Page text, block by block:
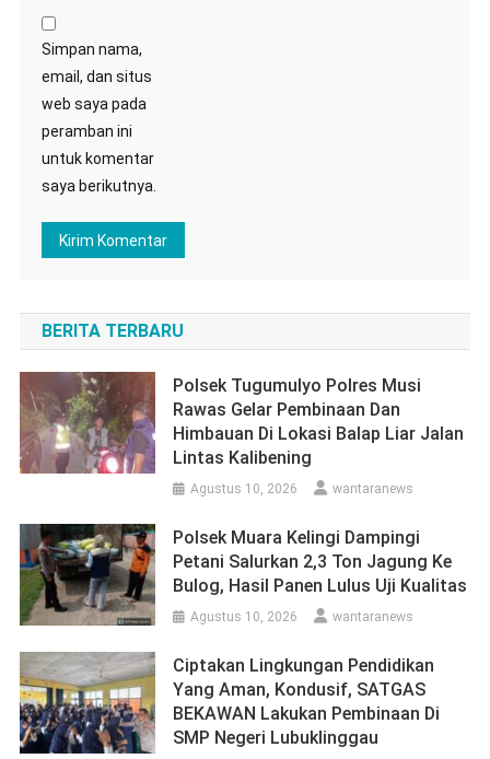
Simpan nama,
email, dan situs
web saya pada
peramban ini
untuk komentar
saya berikutnya.
BERITA TERBARU
Polsek Tugumulyo Polres Musi
Rawas Gelar Pembinaan Dan
Himbauan Di Lokasi Balap Liar Jalan
Lintas Kalibening
Agustus 10, 2026 wantaranews
Polsek Muara Kelingi Dampingi
Petani Salurkan 2,3 Ton Jagung Ke
Bulog, Hasil Panen Lulus Uji Kualitas
Agustus 10, 2026 wantaranews
Ciptakan Lingkungan Pendidikan
Yang Aman, Kondusif, SATGAS
BEKAWAN Lakukan Pembinaan Di
SMP Negeri Lubuklinggau